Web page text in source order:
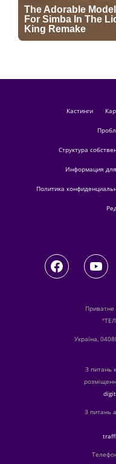
кастинги
Структура
Информация
Политика
Приватне
Україна,
З питань
З питань